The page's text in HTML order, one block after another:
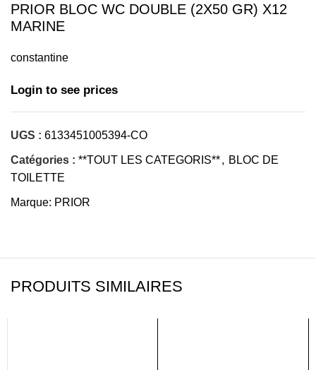
PRIOR BLOC WC DOUBLE (2X50 GR) X12
MARINE
constantine
Login to see prices
UGS : 6133451005394-CO
Catégories : **TOUT LES CATEGORIS**, BLOC DE
TOILETTE
Marque: PRIOR
PRODUITS SIMILAIRES